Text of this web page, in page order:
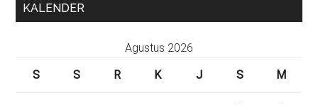
KALENDER
Agustus 2026
S
S R K J S M